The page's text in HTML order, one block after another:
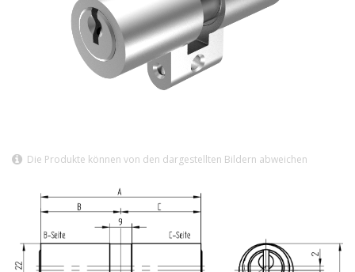
Die Produkte können von den dargestellten Bildern abweichen